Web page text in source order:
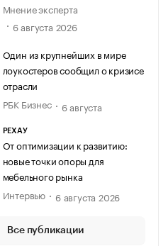
Мнение эксперта
6 августа 2026
Один из крупнейших в мире
лоукостеров сообщил о кризисе
отрасли
РБК Бизнес
6 августа
РЕХАУ
От оптимизации к развитию:
новые точки опоры для
мебельного рынка
Интервью
6 августа 2026
Все публикации